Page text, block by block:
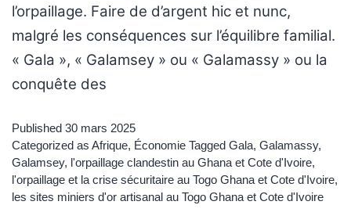
l’orpaillage. Faire de d’argent hic et nunc,
malgré les conséquences sur l’équilibre familial.
« Gala », « Galamsey » ou « Galamassy » ou la
conquête des
Published 30 mars 2025
Categorized as Afrique, Économie Tagged Gala, Galamassy,
Galamsey, l'orpaillage clandestin au Ghana et Cote d'Ivoire,
l'orpaillage et la crise sécuritaire au Togo Ghana et Cote d'Ivoire,
les sites miniers d'or artisanal au Togo Ghana et Cote d'Ivoire